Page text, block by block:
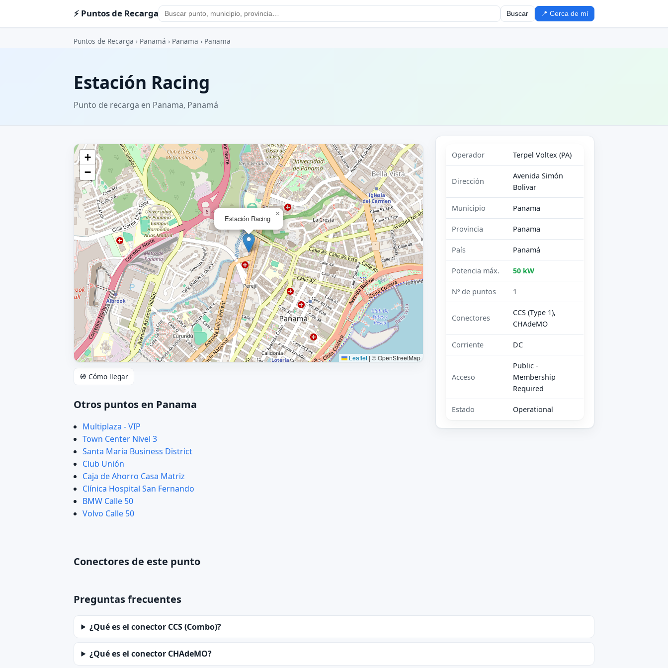
⚡ Puntos de Recarga Buscar 📍 Cerca de mí
Puntos de Recarga › Panamá › Panama › Panama
Estación Racing
Punto de recarga en Panama, Panamá
Estación Racing
×
+
−
Leaflet | © OpenStreetMap
🧭 Cómo llegar
Otros puntos en Panama
Multiplaza - VIP
Town Center Nivel 3
Santa Maria Business District
Club Unión
Caja de Ahorro Casa Matriz
Clínica Hospital San Fernando
BMW Calle 50
Volvo Calle 50
Operador Terpel Voltex (PA)
Dirección
Avenida Simón
Bolivar
Municipio Panama
Provincia Panama
País Panamá
Potencia máx. 50 kW
Nº de puntos 1
Conectores
CCS (Type 1),
CHAdeMO
Corriente DC
Acceso
Public -
Membership
Required
Estado Operational
Conectores de este punto
Preguntas frecuentes
¿Qué es el conector CCS (Combo)?
¿Qué es el conector CHAdeMO?